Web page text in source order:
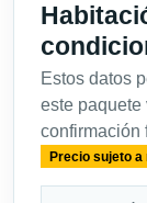
Estos datos
este paquete
confirmación
Precio sujeto a